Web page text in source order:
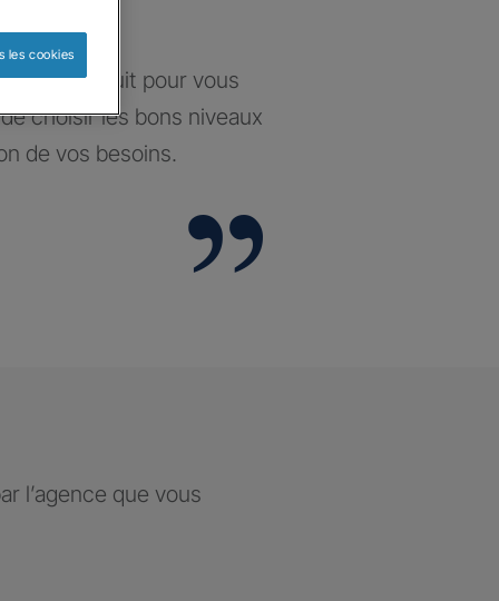
construit pour vous
choisir les bons niveaux
de vos besoins.
l’agence que vous
les cookies